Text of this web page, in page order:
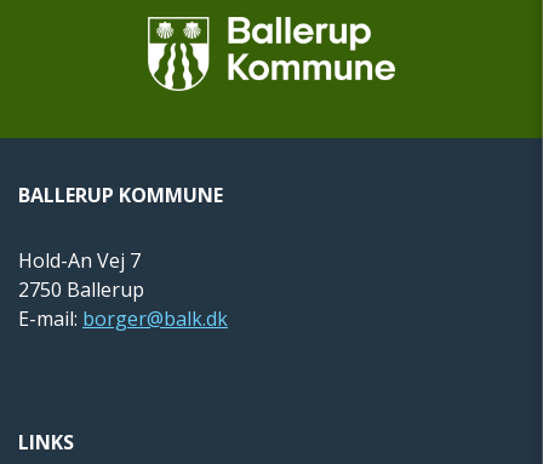
BALLERUP KOMMUNE
Hold-An Vej 7
2750 Ballerup
E-mail: borger@balk.dk
LINKS